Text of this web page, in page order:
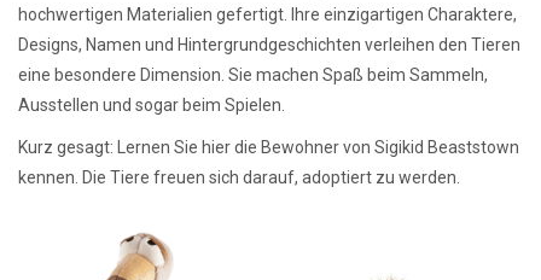
hochwertigen Materialien gefertigt. Ihre einzigartigen Charaktere,
Designs, Namen und Hintergrundgeschichten verleihen den Tieren
eine besondere Dimension. Sie machen Spaß beim Sammeln,
Ausstellen und sogar beim Spielen.
Kurz gesagt: Lernen Sie hier die Bewohner von Sigikid Beaststown
kennen. Die Tiere freuen sich darauf, adoptiert zu werden.